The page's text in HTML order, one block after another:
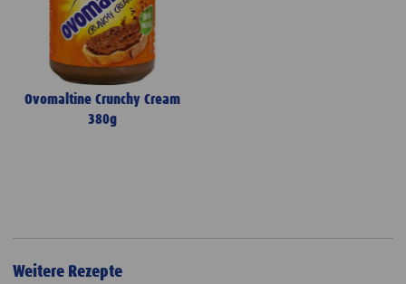
Ovomaltine Crunchy Cream
380g
Weitere Rezepte